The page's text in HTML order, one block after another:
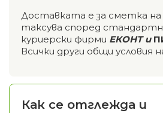
Доставката е за сметка на
таксува според
куриерски фирми ЕКОНТ и
Всички други общи условия
Как се отглежда и